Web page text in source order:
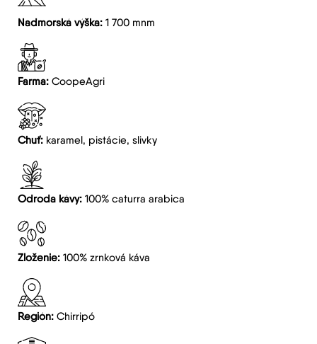
Nadmorská výška:1 700 mnm
Farma: CoopeAgri
Chuť: karamel, pistácie, slivky
Odroda kávy: 100% caturra arabica
Zloženie:100% zrnková káva
Región:Chirripó